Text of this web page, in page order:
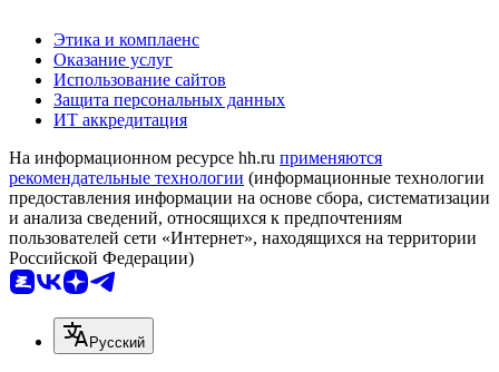
Этика и комплаенс
Оказание услуг
Использование сайтов
Защита персональных данных
ИТ аккредитация
На информационном ресурсе hh.ru применяются
рекомендательные технологии (информационные технологии
предоставления информации на основе сбора, систематизации
и анализа сведений, относящихся к предпочтениям
пользователей сети «Интернет», находящихся на территории
Российской Федерации)
Русский